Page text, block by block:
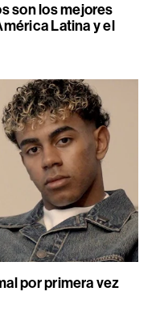
son los mejores
Latina y el
por primera vez